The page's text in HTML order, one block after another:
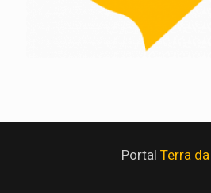
Portal Terra